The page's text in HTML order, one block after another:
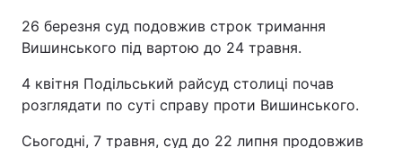
26 березня суд подовжив строк тримання
Вишинського під вартою до 24 травня.
4 квітня Подільський райсуд столиці почав
розглядати по суті справу проти Вишинського.
Сьогодні, 7 травня, суд до 22 липня продовжив